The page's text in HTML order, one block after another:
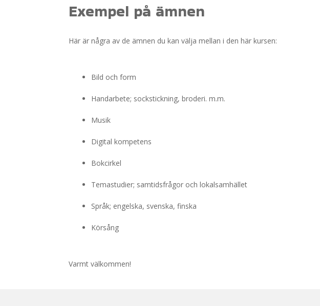
Exempel på ämnen
Här är några av de ämnen du kan välja mellan i den här kursen:
Bild och form
Handarbete; sockstickning, broderi. m.m.
Musik
Digital kompetens
Bokcirkel
Temastudier; samtidsfrågor och lokalsamhället
Språk; engelska, svenska, finska
Körsång
Varmt välkommen!